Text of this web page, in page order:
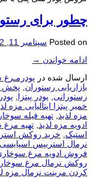
چطور برای
Posted on سپتامبر 11, 2022
ادامه خواندن →
ارسال شده در پودرمـرغ
بازاریابی رستوران, پخش
رستورانی, پودر پیتزا,
خمیر پیتزا ایتالیایی مزه
مزه لذیذ, تهیه فیله
ادویه مزه لذیذ, تهیه
استیک, خرید روکش
نرمال استریپس
فروش ادویه مرغ
روکش نرمال مرغ
کردن مرینت نرمال مزه